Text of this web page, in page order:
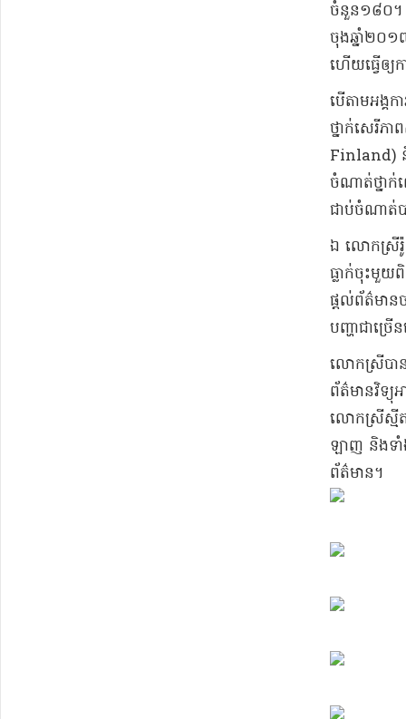
ចំនួន​១៨០​។
ចុងឆ្នាំ​២០១
ហើយ​ធ្វើ​ឲ្យ​
បើតាម​អង្
ថ្នាក់​សេរី
Finland)
ចំណាត់ថ្នា
ជាប់​ចំណាត់​ប
ឯ លោកស្រី​រ៉ូ​
ធ្លាក់ចុះ​មួយ​
ផ្តល់ព័ត៌មាន​
បញ្ហា​ជាច្រ
លោកស្រី​បាន​
ព័ត៌មាន​វិទ្យុ​
លោកស្រី​ស្មី​ត
ឡាញ និង​ទាំ
ព័ត៌មាន​។​